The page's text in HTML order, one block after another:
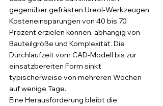
gegenüber gefrästen Ureol-Werkzeugen
Kosteneinsparungen von 40 bis 70
Prozent erzielen können, abhängig von
Bauteilgröße und Komplexität. Die
Durchlaufzeit vom CAD-Modell bis zur
einsatzbereiten Form sinkt
typischerweise von mehreren Wochen
auf wenige Tage.
Eine Herausforderung bleibt die